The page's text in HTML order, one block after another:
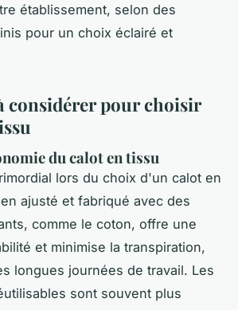
établissement, selon des
pour un choix éclairé et
considérer pour choisir
du calot en tissu
lors du choix d'un calot en
ajusté et fabriqué avec des
comme le coton, offre une
et minimise la transpiration,
longues journées de travail. Les
sont souvent plus